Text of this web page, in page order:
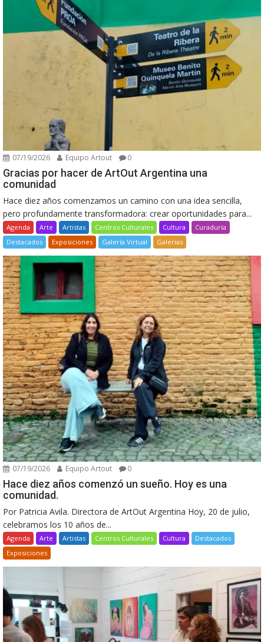
07/19/2026 Equipo Artout 0
Gracias por hacer de ArtOut Argentina una
comunidad
Hace diez años comenzamos un camino con una idea sencilla,
pero profundamente transformadora: crear oportunidades para...
Agenda Arte Artistas Centros Culturales Cultura
Curaduría
Destacados
Exposiciones Galería Virtual Galerías
07/19/2026 Equipo Artout 0
Hace diez años comenzó un sueño. Hoy es una
comunidad.
Por Patricia Avila. Directora de ArtOut Argentina Hoy, 20 de julio,
celebramos los 10 años de...
Agenda Arte Artistas Centros Culturales Cultura
Destacados
Exposiciones